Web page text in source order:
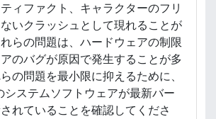
ィファクト、キャラクターのフリ
いクラッシュとして現れることが
らの問題は、ハードウェアの制限
のバグが原因で発生することが多
の問題を最小限に抑えるために、
ステムソフトウェアが最新バー
れていることを確認してくださ